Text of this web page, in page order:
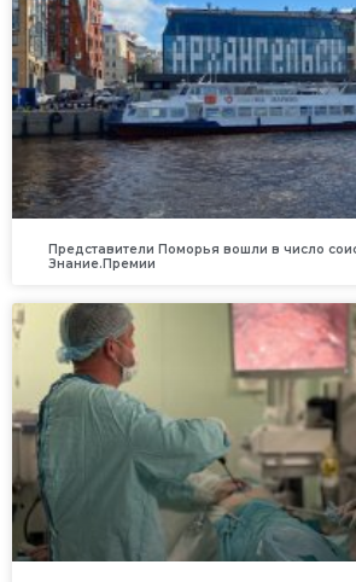
Представители Поморья вошли в число
Знание.Премии